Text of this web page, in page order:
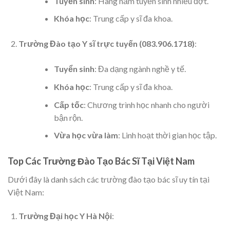
Khóa học: Trung cấp y sĩ đa khoa.
Trường Đào tạo Y sĩ trực tuyến (083.906.1718):
Tuyển sinh: Đa dạng ngành nghề y tế.
Khóa học: Trung cấp y sĩ đa khoa.
Cấp tốc: Chương trình học nhanh cho người
bận rộn.
Vừa học vừa làm: Linh hoạt thời gian học tập.
Top Các Trường Đào Tạo Bác Sĩ Tại Việt Nam
Dưới đây là danh sách các trường đào tạo bác sĩ uy tín tại
Việt Nam:
Trường Đại học Y Hà Nội: